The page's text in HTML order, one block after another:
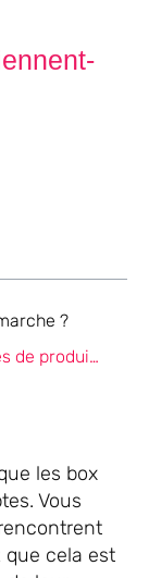
?
Box beauté bio : quelques exemples de produits
les box
Vous
que cela est